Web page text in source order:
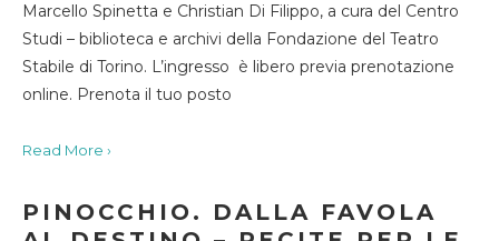
Marcello Spinetta e Christian Di Filippo, a cura del Centro
Studi – biblioteca e archivi della Fondazione del Teatro
Stabile di Torino. L’ingresso è libero previa prenotazione
online. Prenota il tuo posto
Read More ›
PINOCCHIO. DALLA FAVOLA